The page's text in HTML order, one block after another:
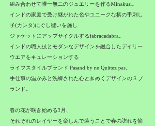
組み合わせて唯一無二のジュエリーを作るMinakusi。
インドの家庭で受け継がれた色やユニークな柄の手刺し
子(カンタ)にぐし縫いを施し
ジャケットにアップサイクルするfabracadabra。
インドの職人技とモダンなデザインを融合したデイリー
ウエアをキュレーションする
ライフスタイルブランド Pasand by ne Quittez pas。
手仕事の温かみと洗練された心ときめくデザインの３ブ
ランド。
春の花が咲き始める3月、
それぞれのレイヤーを楽しんで装うことで春の訪れを愉